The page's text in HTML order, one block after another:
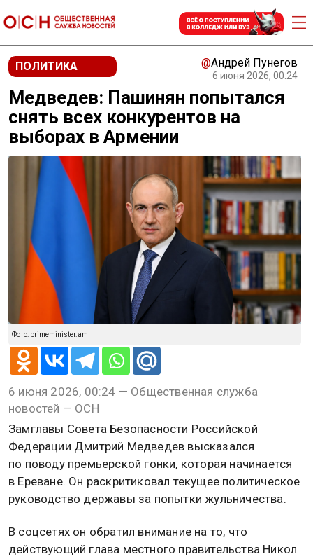
ПОЛИТИКА @Андрей Пунегов
6 июня 2026, 00:24
Медведев: Пашинян попытался
снять всех конкурентов на
выборах в Армении
Фото: primeminister.am
6 июня 2026, 00:24 — Общественная служба
новостей — ОСН
Замглавы Совета Безопасности Российской
Федерации Дмитрий Медведев высказался
по поводу премьерской гонки, которая начинается
в Ереване. Он раскритиковал текущее политическое
руководство державы за попытки жульничества.
В соцсетях он обратил внимание на то, что
действующий глава местного правительства Никол